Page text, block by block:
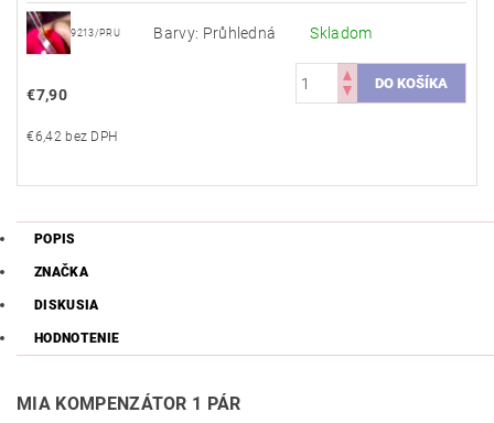
9213/PRU Barvy: Průhledná Skladom
€7,90
€6,42 bez DPH
POPIS
ZNAČKA
DISKUSIA
HODNOTENIE
MIA KOMPENZÁTOR 1 PÁR